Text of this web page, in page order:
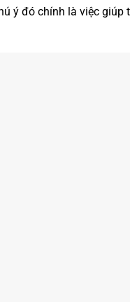
ý đó chính là việc